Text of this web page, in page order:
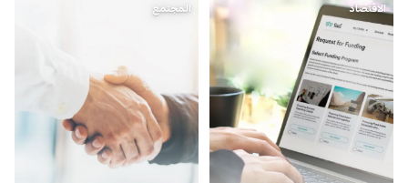
الاقتصاد المجتمع